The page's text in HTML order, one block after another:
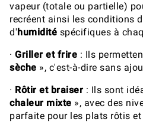
vapeur (totale ou partielle)
recréent ainsi les conditions
d'humidité spécifiques à
· Griller et frire : Ils
sèche », c'est-à-dire sans
· Rôtir et braiser : Ils sont
chaleur mixte », avec des
parfaite pour les plats rôtis